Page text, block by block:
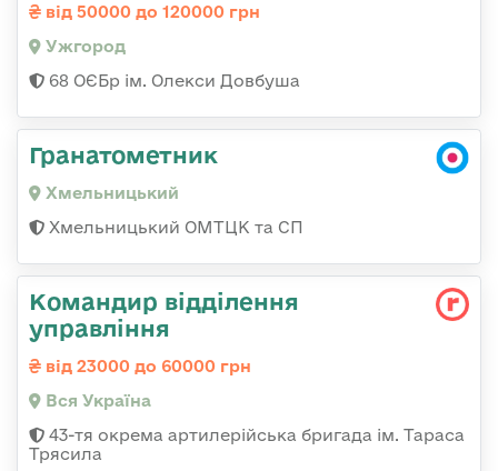
від 50000 до 120000 грн
Ужгород
68 ОЄБр ім. Олекси Довбуша
Гранатометник
Хмельницький
Хмельницький ОМТЦК та СП
Командир відділення
управління
від 23000 до 60000 грн
Вся Україна
43-тя окрема артилерійська бригада ім. Тараса
Трясила